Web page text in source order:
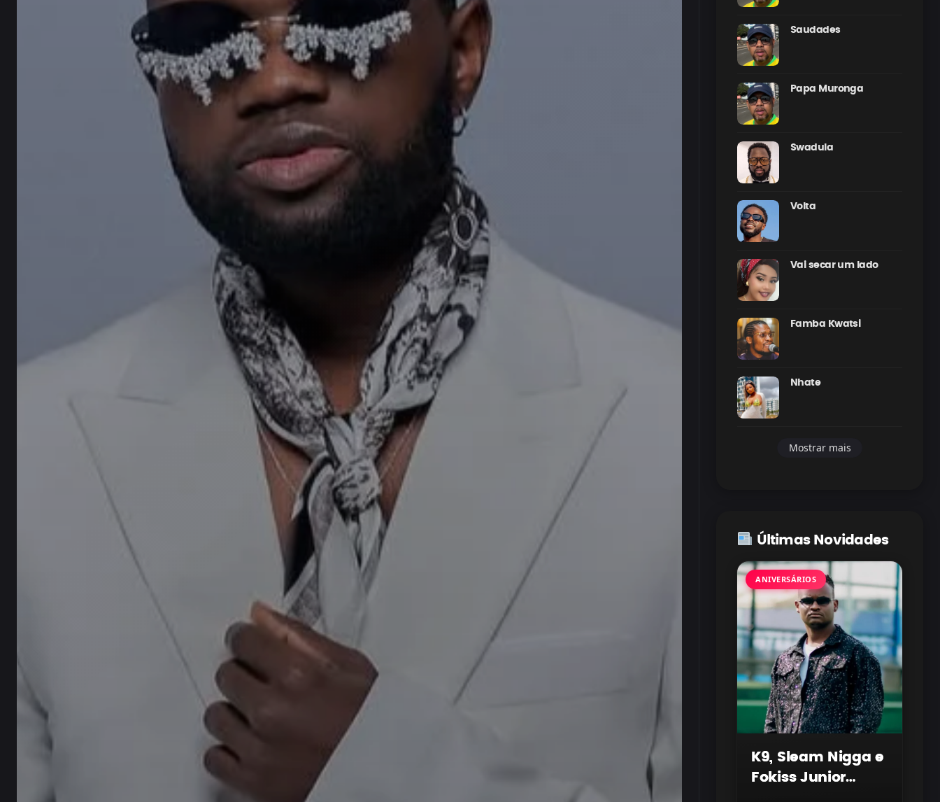
Saudades
Papa Muronga
Swadula
Volta
Vai secar um lado
Famba Kwatsi
Nhate
Mostrar mais
Últimas Novidades
ANIVERSÁRIOS
K9, Sleam Nigga e
Fokiss Junior